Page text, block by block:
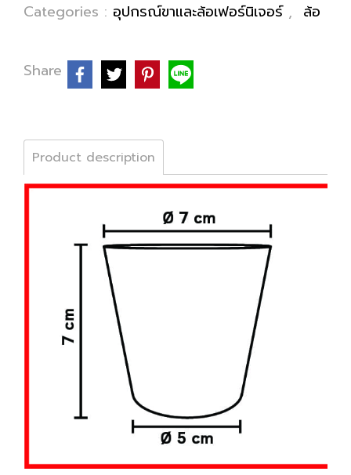
Categories : อุปกรณ์ขาและล้อเฟอร์นิเจอร์ , ล้อ
Share
Product description